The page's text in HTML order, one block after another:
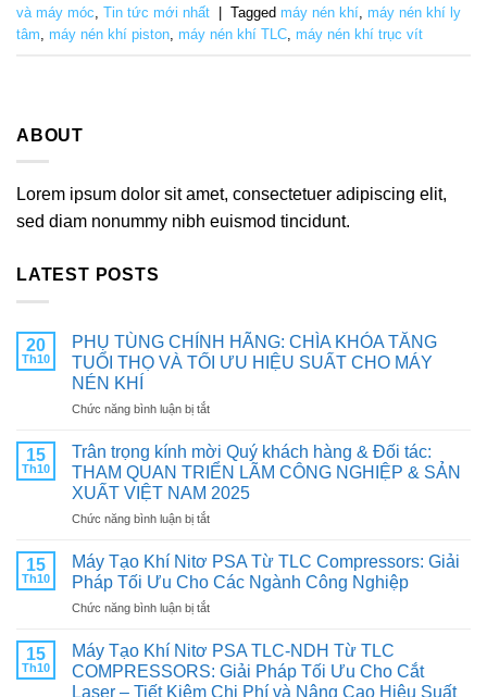
và máy móc Tin tức mới nhất Tagged máy nén khí máy nén khí ly
tâm
máy nén khí piston máy nén khí TLC máy nén khí trục vít
ABOUT
Lorem ipsum dolor sit amet, consectetuer adipiscing elit,
sed diam nonummy nibh euismod tincidunt.
LATEST POSTS
20
Th10
PHỤ TÙNG CHÍNH HÃNG: CHÌA KHÓA TĂNG
TUỔI THỌ VÀ TỐI ƯU HIỆU SUẤT CHO MÁY
NÉN KHÍ
Chức năng bình luận bị tắtở
TÙNG
CHÍNH
HÃNG:
CHÌA
KHÓA
TUỔI
THỌ
VÀ
TỐI
HIỆU
SUẤT
CHO
15
Th10
Trân trọng kính mời Quý khách hàng & Đối tác:
THAM QUAN TRIỂN LÃM CÔNG NGHIỆP & SẢN
XUẤT VIỆT NAM 2025
Chức năng bình luận bị tắtở
trọng
kính
mời
Quý
hàng
&
Đối
15
Th10
Máy Tạo Khí Nitơ PSA Từ TLC Compressors: Giải
Pháp Tối Ưu Cho Các Ngành Công Nghiệp
Chức năng bình luận bị tắtở
Tạo
Khí
Nitơ
15
Th10
Máy Tạo Khí Nitơ PSA TLC-NDH Từ TLC
COMPRESSORS: Giải Pháp Tối Ưu Cho Cắt
Laser – Tiết Kiệm Chi Phí và Nâng Cao Hiệu Suất